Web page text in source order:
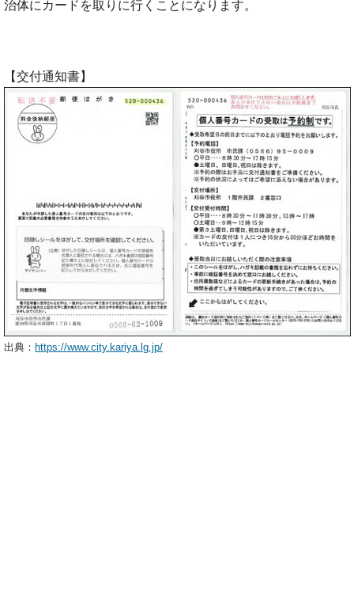
治体にカードを取りに行くことになります。
【交付通知書】
出典： https://www.city.kariya.lg.jp/